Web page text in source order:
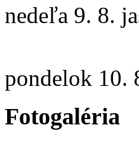
nedeľa 9. 8.
pondelok 10.
Fotogaléria